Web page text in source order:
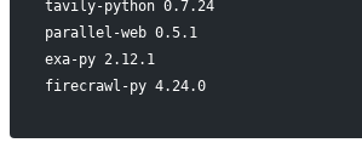
tavily-python 0.7.24
parallel-web 0.5.1
exa-py 2.12.1
firecrawl-py 4.24.0